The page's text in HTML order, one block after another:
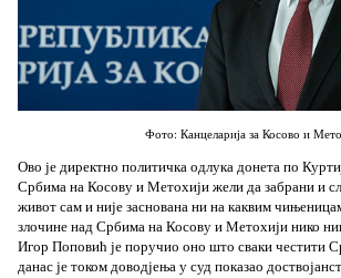
Фото: Канцеларија за Косово и
Ово је директно политичка одлука донета по
Србима на Косову и Метохији жели да забрани и
живот сам и није заснована ни на каквим
злочине над Србима на Косову и Метохији нико
Игор Поповић је поручио оно што сваки честити
данас је током доводјења у суд показао